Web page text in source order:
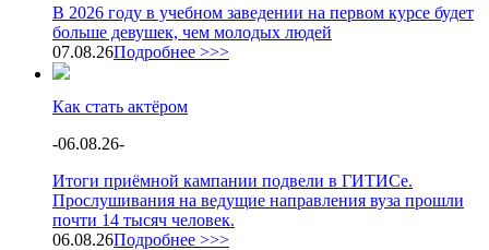
В 2026 году в учебном заведении на первом курсе будет
больше девушек, чем молодых людей
07.08.26Подробнее >>>
Как стать актёром
-06.08.26-
Итоги приёмной кампании подвели в ГИТИСе.
Прослушивания на ведущие направления вуза прошли
почти 14 тысяч человек.
06.08.26Подробнее >>>